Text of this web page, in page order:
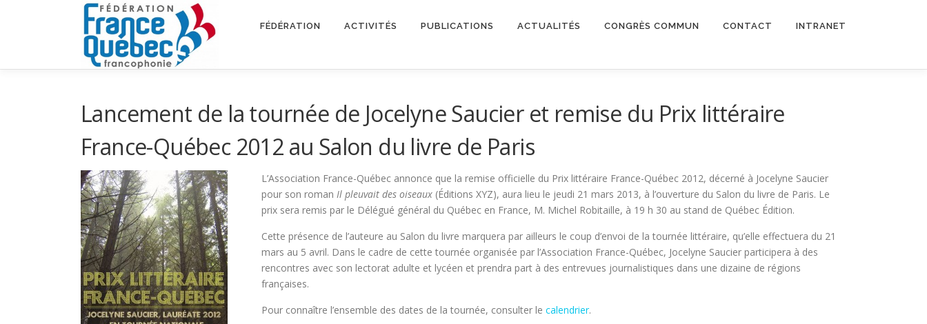
FÉDÉRATION ACTIVITÉS PUBLICATIONS ACTUALITÉS CONGRÈS COMMUN CONTACT INTRANET
Lancement de la tournée de Jocelyne Saucier et remise du Prix littéraire
France-Québec 2012 au Salon du livre de Paris
L’Association France-Québec annonce que la remise officielle du Prix littéraire France-Québec 2012, décerné à Jocelyne Saucier
pour son roman Il pleuvait des oiseaux (Éditions XYZ), aura lieu le jeudi 21 mars 2013, à l’ouverture du Salon du livre de Paris. Le
prix sera remis par le Délégué général du Québec en France, M. Michel Robitaille, à 19 h 30 au stand de Québec Édition.
Cette présence de l’auteure au Salon du livre marquera par ailleurs le coup d’envoi de la tournée littéraire, qu’elle effectuera du 21
mars au 5 avril. Dans le cadre de cette tournée organisée par l’Association France-Québec, Jocelyne Saucier participera à des
rencontres avec son lectorat adulte et lycéen et prendra part à des entrevues journalistiques dans une dizaine de régions
françaises.
Pour connaître l’ensemble des dates de la tournée, consulter le calendrier.